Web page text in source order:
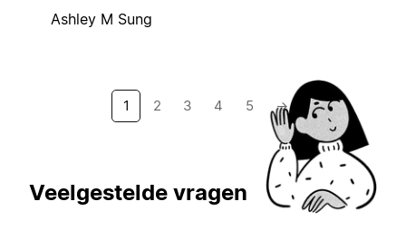
Ashley M Sung
1 2 3 4 5 →
Veelgestelde vragen